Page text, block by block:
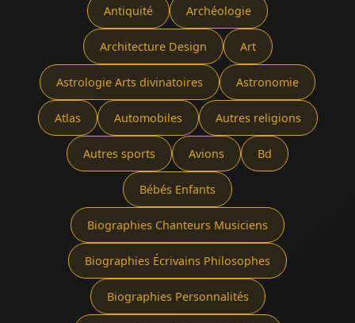
Antiquité Archéologie
Architecture Design Art
Astrologie Arts divinatoires Astronomie
Atlas Automobiles Autres religions
Autres sports Avions Bd
Bébés Enfants
Biographies Chanteurs Musiciens
Biographies Écrivains Philosophes
Biographies Personnalités